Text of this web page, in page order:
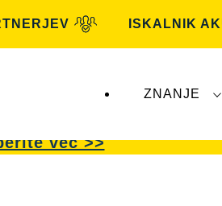
ISKALNIK
ZNANJE
več >>